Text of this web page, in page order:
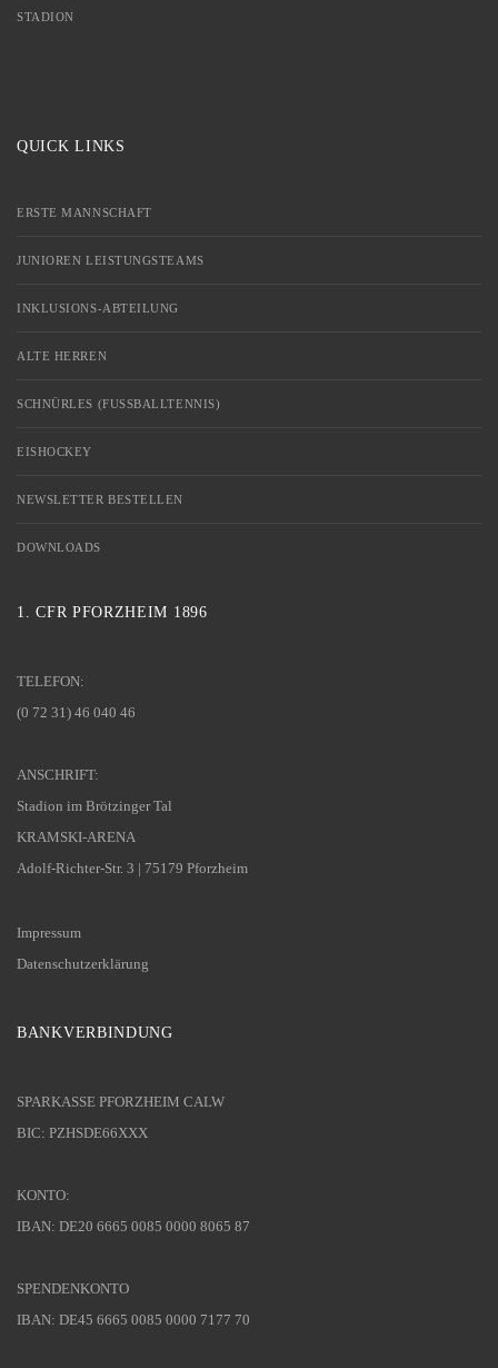
STADION
QUICK LINKS
ERSTE MANNSCHAFT
JUNIOREN LEISTUNGSTEAMS
INKLUSIONS-ABTEILUNG
ALTE HERREN
SCHNÜRLES (FUSSBALLTENNIS)
EISHOCKEY
NEWSLETTER BESTELLEN
DOWNLOADS
1. CFR PFORZHEIM 1896
TELEFON:
(0 72 31) 46 040 46
ANSCHRIFT:
Stadion im Brötzinger Tal
KRAMSKI-ARENA
Adolf-Richter-Str. 3 | 75179 Pforzheim
Impressum
Datenschutzerklärung
BANKVERBINDUNG
SPARKASSE PFORZHEIM CALW
BIC: PZHSDE66XXX
KONTO:
IBAN: DE20 6665 0085 0000 8065 87
SPENDENKONTO
IBAN: DE45 6665 0085 0000 7177 70